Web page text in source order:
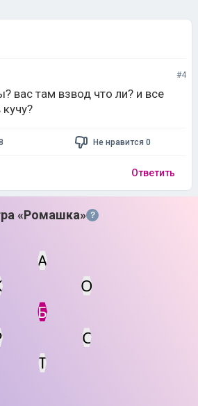
#4
вас там взвод что ли? и все
Не нравится 0
Ответить
«Ромашка» ?
кол-во очков
Б
А
О
С
Т